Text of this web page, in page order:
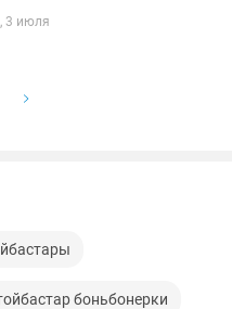
3 июля
боньбонерки